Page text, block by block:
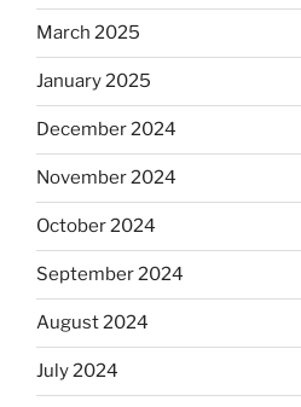
March 2025
January 2025
December 2024
November 2024
October 2024
September 2024
August 2024
July 2024